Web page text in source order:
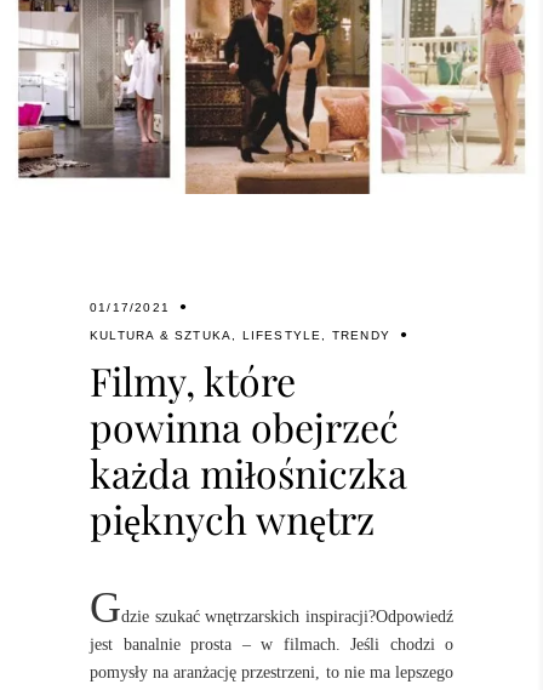
01/17/2021
KULTURA & SZTUKA, LIFESTYLE, TRENDY
Filmy, które
powinna obejrzeć
każda miłośniczka
pięknych wnętrz
Gdzie szukać wnętrzarskich inspiracji?Odpowiedź
jest banalnie prosta – w filmach. Jeśli chodzi o
pomysły na aranżację przestrzeni, to nie ma lepszego